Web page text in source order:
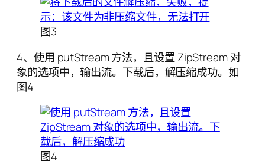
图3
4、使用 putStream 方法，且设置 ZipStream 对
象的选项中，输出流。下载后，解压缩成功。如
图4
图4